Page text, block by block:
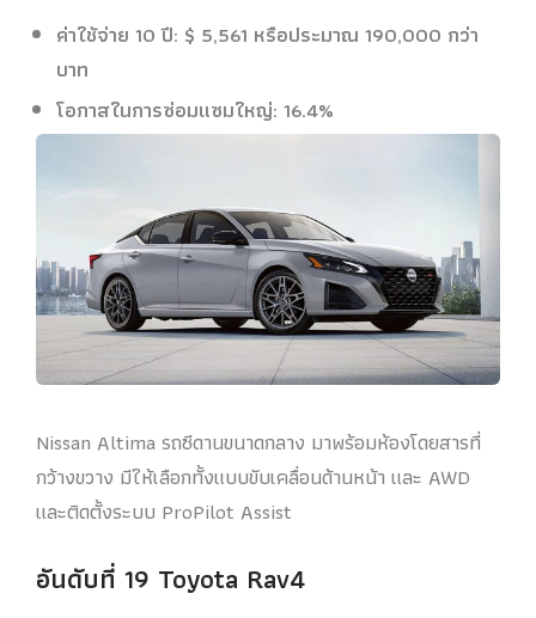
ค่าใช้จ่าย 10 ปี: $ 5,561 หรือประมาณ 190,000 กว่า
บาท
โอกาสในการซ่อมแซมใหญ่: 16.4%
Nissan Altima รถซีดานขนาดกลาง มาพร้อมห้องโดยสารที่
กว้างขวาง มีให้เลือกทั้งแบบขับเคลื่อนด้านหน้า และ AWD
และติดตั้งระบบ ProPilot Assist
อันดับที่ 19 Toyota Rav4